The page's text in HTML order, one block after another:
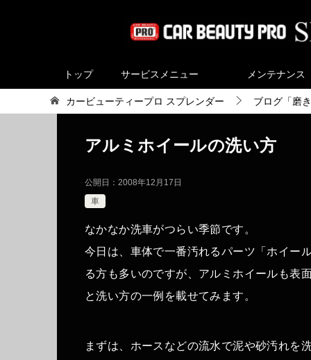
トップ サービスメニュー メンテナンス
カービューティープロ スプレンダー ブログ「磨き
アルミホイールの洗い方
公開日： 2008年12月17日
車
なかなか洗車がつらい季節です。
今日は、車体で一番汚れるパーツ「ホイー
る方も多いのですが、アルミホイールも表
と洗い方の一例を載せてみます。
まずは、ホースなどの流水で泥や砂汚れを